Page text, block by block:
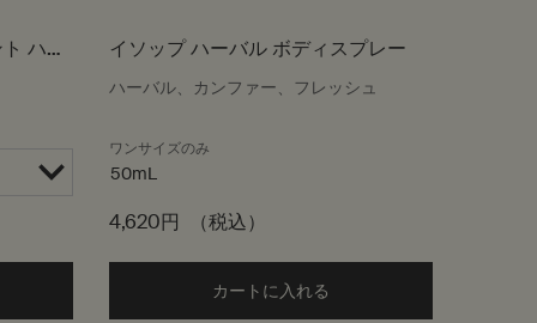
cart
ハン
the アンドラム エクスペディエント ハンドジェル to cart
イソップ ハーバル ボディスプレー
ハーバル、カンファー、フレッシュ
ワンサイズのみ
50mL
4,620円 （税込）
カートに入れる